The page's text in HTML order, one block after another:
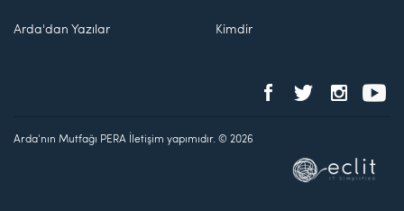
Arda'dan Yazılar Kimdir
Arda'nın Mutfağı PERA İletişim yapımıdır. © 2026